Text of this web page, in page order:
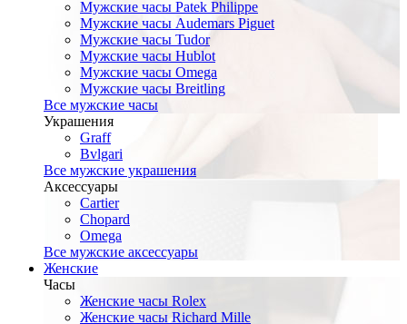
Мужские часы Patek Philippe
Мужские часы Audemars Piguet
Мужские часы Tudor
Мужские часы Hublot
Мужские часы Omega
Мужские часы Breitling
Все мужские часы
Украшения
Graff
Bvlgari
Все мужские украшения
Аксессуары
Cartier
Chopard
Omega
Все мужские аксессуары
Женские
Часы
Женские часы Rolex
Женские часы Richard Mille